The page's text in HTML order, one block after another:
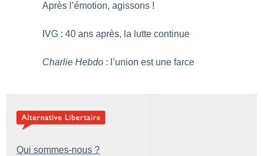
Après l’émotion, agissons !
IVG : 40 ans après, la lutte continue
Charlie Hebdo : l’union est une farce
Qui sommes-nous ?